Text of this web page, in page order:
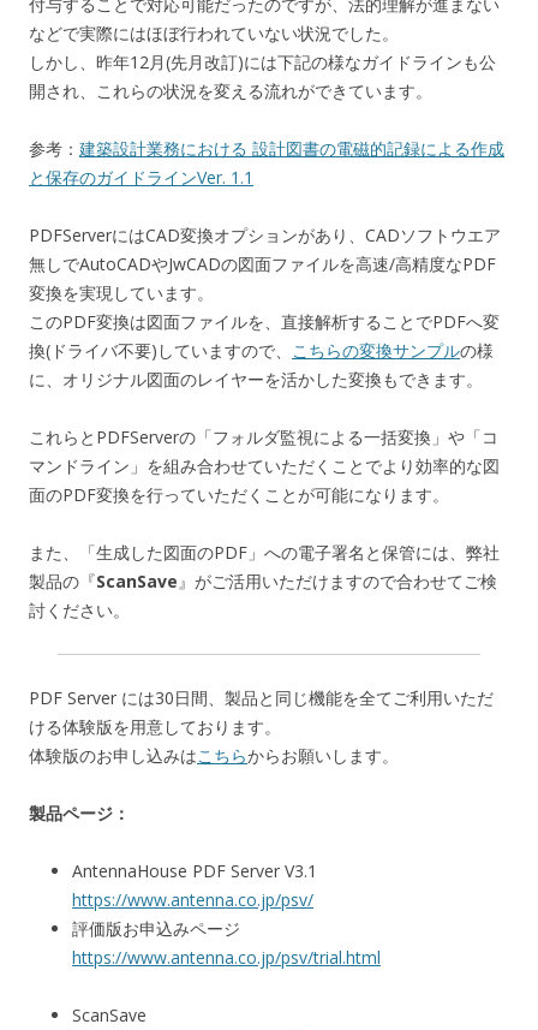
などで実際にはほぼ行われていない状況でした。
しかし、昨年12月(先月改訂)には下記の様なガイドラインも公
開され、これらの状況を変える流れができています。
参考： 建築設計業務における 設計図書の電磁的記録による作成
と保存のガイドラインVer. 1.1
PDFServerにはCAD変換オプションがあり、CADソフトウエア
無しでAutoCADやJwCADの図面ファイルを高速/高精度なPDF
変換を実現しています。
このPDF変換は図面ファイルを、直接解析することでPDFへ変
換(ドライバ不要)していますので、
こちらの変換サンプルの様
に、オリジナル図面のレイヤーを活かした変換もできます。
これらとPDFServerの「フォルダ監視による一括変換」や「コ
マンドライン」を組み合わせていただくことでより効率的な図
面のPDF変換を行っていただくことが可能になります。
また、「生成した図面のPDF」への電子署名と保管には、弊社
製品の『ScanSave 』がご活用いただけますので合わせてご検
討ください。
PDF Server には30日間、製品と同じ機能を全てご利用いただ
ける体験版を用意しております。
体験版のお申し込みはこちらからお願いします。
製品ページ：
AntennaHouse PDF Server V3.1
https://www.antenna.co.jp/psv/
評価版お申込みページ
https://www.antenna.co.jp/psv/trial.html
ScanSave